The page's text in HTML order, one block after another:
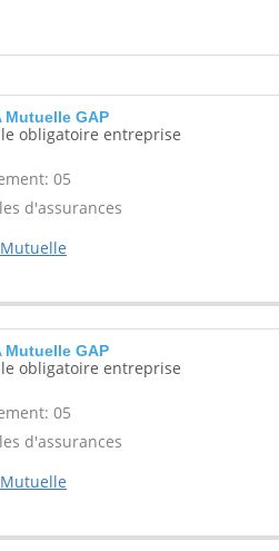
Mutuelle GAP
obligatoire entreprise
05
d'assurances
Mutuelle
Mutuelle GAP
obligatoire entreprise
05
d'assurances
Mutuelle